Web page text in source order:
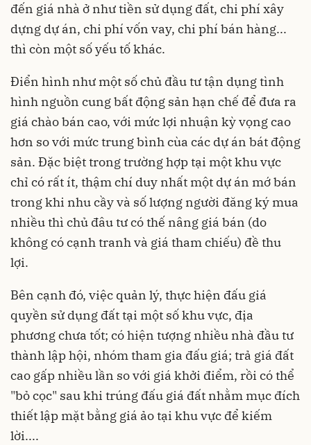
đến giá nhà ở như tiền sử dụng đất, chi phí xây
dựng dự án, chi phí vốn vay, chi phí bán hàng...
thì còn một số yếu tố khác.
Điển hình như một số chủ đầu tư tận dụng tình
hình nguồn cung bất động sản hạn chế để đưa ra
giá chào bán cao, với mức lợi nhuận kỳ vọng cao
hơn so với mức trung bình cùa các dự án bát động
sản. Đặc biệt trong trường hợp tại một khu vực
chỉ có rất ít, thậm chí duy nhất một dự án mớ bán
trong khi nhu cầy và số lượng người đăng ký mua
nhiều thì chủ đâu tư có thế nâng giá bán (do
không có cạnh tranh và giá tham chiếu) đề thu
lợi.
Bên cạnh đó, việc quản lý, thực hiện đấu giá
quyền sử dụng đất tại một số khu vực, địa
phương chưa tốt; có hiện tượng nhiều nhà đầu tư
thành lập hội, nhóm tham gia đấu giá; trả giá đất
cao gấp nhiều lần so với giá khởi điểm, rồi có thể
"bỏ cọc" sau khi trúng đấu giá đất nhằm mục đích
thiết lập mặt bằng giá ảo tại khu vực để kiếm
lời....